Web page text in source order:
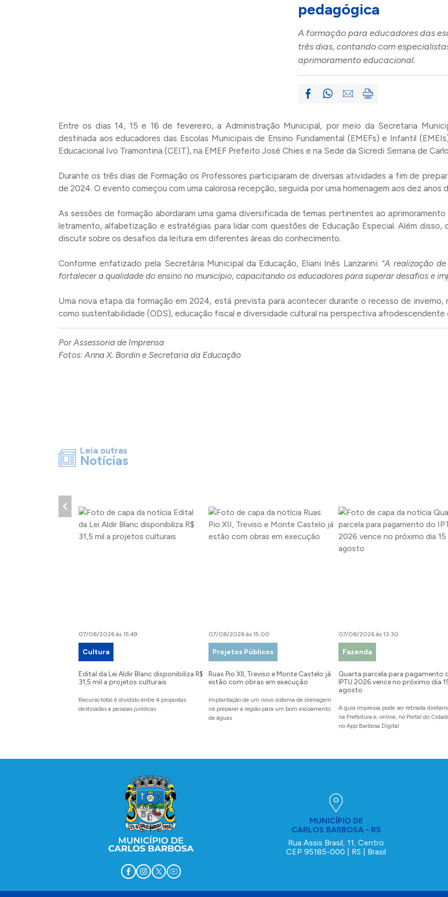
pedagógica
A formação para educadores das
três dias, contando com
aprimoramento educacional.
Entre os dias 14, 15 e 16 de fevereiro, a Administração Municipal, por meio da Secretaria
destinada aos educadores das Escolas Municipais de Ensino Fundamental (EMEFs) e Infantil
Educacional Ivo Tramontina (CEIT), na EMEF Prefeito José Chies e na Sede da Sicredi Serrana de
Durante os três dias de Formação os Professores participaram de diversas atividades a fim de
de 2024. O evento começou com uma calorosa recepção, seguida por uma homenagem aos dez anos
As sessões de formação abordaram uma gama diversificada de temas pertinentes ao
letramento, alfabetização e estratégias para lidar com questões de Educação Especial. Além
discutir sobre os desafios da leitura em diferentes áreas do conhecimento.
Conforme enfatizado pela Secretária Municipal da Educação, Eliani Inês Lanzarini: “A realização
fortalecer a qualidade do ensino no município, capacitando os educadores para superar desafios e
Uma nova etapa da formação em 2024, está prevista para acontecer durante o recesso de inverno,
como sustentabilidade (ODS), educação fiscal e diversidade cultural na perspectiva afrodescendente
Por Assessoria de Imprensa
Fotos: Anna X. Bordin e Secretaria da Educação
Leia outras
Notícias
07/08/2026 às 15:49
Cultura
Edital da Lei Aldir Blanc disponibiliza R$
31,5 mil a projetos culturais
Recurso total é dividido entre 4 propostas
destinadas a pessoas jurídicas
07/08/2026 às 15:00
Projetos Públicos
Ruas Pio XII, Treviso e Monte Castelo já
estão com obras em execução
Implantação de um novo sistema de drenagem
irá preparar a região para um bom escoamento
de águas
07/08/2026 às 13:30
Fazenda
Quarta parcela para pagamento
IPTU 2026 vence no próximo dia
agosto
A guia impressa pode ser retirada
na Prefeitura e, online, no Portal do
no App Barbosa Digital
MUNICÍPIO DE
CARLOS BARBOSA - RS
Rua Assis Brasil, 11, Centro
CEP 95185-000 | RS | Brasil